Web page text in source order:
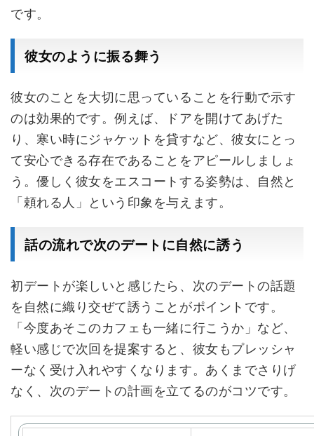
です。
彼女のように振る舞う
彼女のことを大切に思っていることを行動で示す
のは効果的です。例えば、ドアを開けてあげた
り、寒い時にジャケットを貸すなど、彼女にとっ
て安心できる存在であることをアピールしましょ
う。優しく彼女をエスコートする姿勢は、自然と
「頼れる人」という印象を与えます。
話の流れで次のデートに自然に誘う
初デートが楽しいと感じたら、次のデートの話題
を自然に織り交ぜて誘うことがポイントです。
「今度あそこのカフェも一緒に行こうか」など、
軽い感じで次回を提案すると、彼女もプレッシャ
ーなく受け入れやすくなります。あくまでさりげ
なく、次のデートの計画を立てるのがコツです。